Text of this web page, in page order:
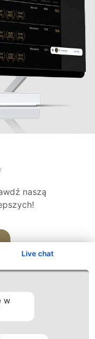
Live chat
w
naszą
Kontakt